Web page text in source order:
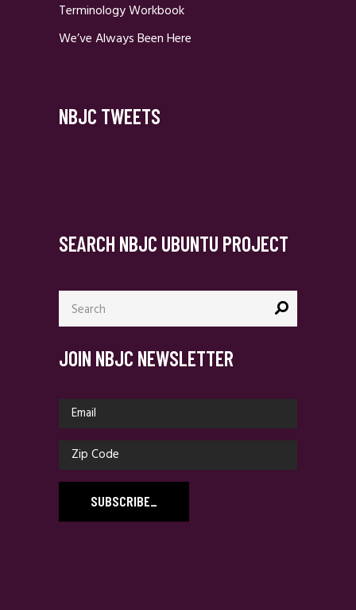
Terminology Workbook
We’ve Always Been Here
NBJC TWEETS
SEARCH NBJC UBUNTU PROJECT
Search
for:
JOIN NBJC NEWSLETTER
SUBSCRIBE_